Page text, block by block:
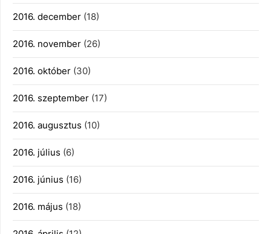
2016. december (18)
2016. november (26)
2016. október (30)
2016. szeptember (17)
2016. augusztus (10)
2016. július (6)
2016. június (16)
2016. május (18)